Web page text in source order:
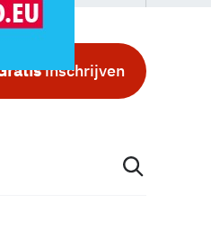
inschrijven